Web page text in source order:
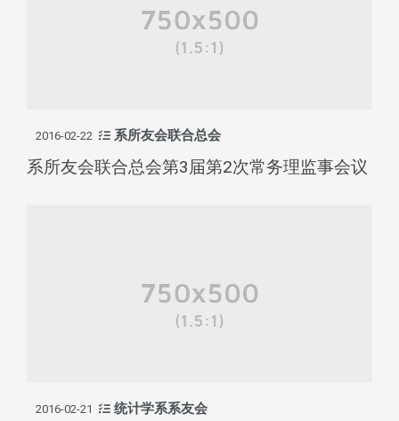
2016-02-22 系所友会联合总会
系所友会联合总会第3届第2次常务理监事会议
2016-02-21 统计学系系友会